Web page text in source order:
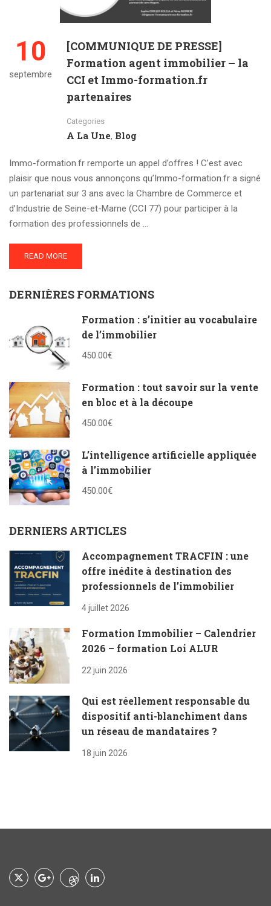
10
septembre
[COMMUNIQUE DE PRESSE]
Formation agent immobilier – la
CCI et Immo-formation.fr
partenaires
Categories
A La Une, Blog
Immo-formation.fr remporte un appel d’offres ! C’est avec
plaisir que nous vous annonçons qu’Immo-formation.fr a signé
un partenariat sur 3 ans avec la Chambre de Commerce et
d’Industrie de Seine-et-Marne (CCI 77) pour participer à la
formation des professionnels de …
READ MORE
DERNIÈRES FORMATIONS
Formation : s’initier au vocabulaire
de l’immobilier
450.00€
Formation : tout savoir sur la vente
en bloc et à la découpe
450.00€
L’intelligence artificielle appliquée
à l’immobilier
450.00€
DERNIERS ARTICLES
Accompagnement TRACFIN : une
offre inédite à destination des
professionnels de l’immobilier
4 juillet 2026
Formation Immobilier – Calendrier
2026 – formation Loi ALUR
22 juin 2026
Qui est réellement responsable du
dispositif anti-blanchiment dans
un réseau de mandataires ?
18 juin 2026